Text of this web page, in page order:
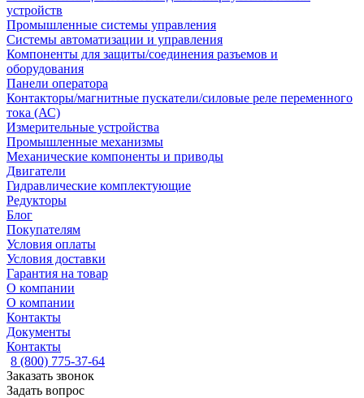
устройств
Промышленные системы управления
Системы автоматизации и управления
Компоненты для защиты/соединения разъемов и
оборудования
Панели оператора
Контакторы/магнитные пускатели/силовые реле переменного
тока (АС)
Измерительные устройства
Промышленные механизмы
Механические компоненты и приводы
Двигатели
Гидравлические комплектующие
Редукторы
Блог
Покупателям
Условия оплаты
Условия доставки
Гарантия на товар
О компании
О компании
Контакты
Документы
Контакты
8 (800) 775-37-64
Заказать звонок
Задать вопрос